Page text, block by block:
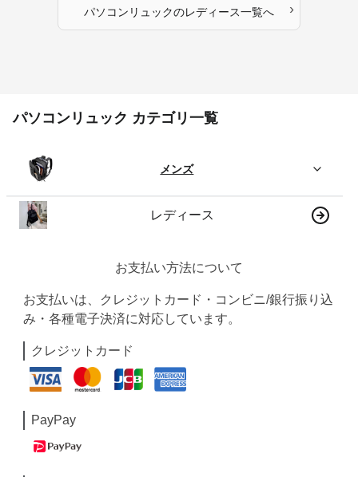
パソコンリュックのレディース一覧へ ›
パソコンリュック カテゴリ一覧
メンズ
レディース
お支払い方法について
お支払いは、クレジットカード・コンビニ/銀行振り込
み・各種電子決済に対応しています。
クレジットカード
PayPay